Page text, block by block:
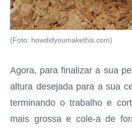
(Foto: howdidyoumakethis.com)
Agora, para finalizar a sua
altura desejada para a sua
terminando o trabalho e
mais grossa e cole-a de